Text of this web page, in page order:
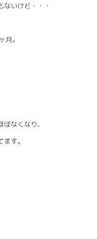
いけど・・・
月。
なくなり、
す。